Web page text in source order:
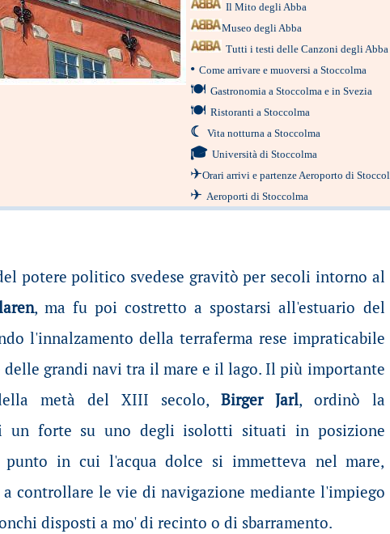
Il Mito degli Abba
Museo degli Abba
Tutti i testi delle Canzoni degli Abba
• Come arrivare e muoversi a Stoccolma
🍽 Gastronomia a Stoccolma e in Svezia
🍽 Ristoranti a Stoccolma
☾ Vita notturna a Stoccolma
🎓 Università di Stoccolma
✈Orari arrivi e partenze Aeroporto di
✈ Aeroporti di Stoccolma
potere politico svedese gravitò per secoli intorno al
, ma fu poi costretto a spostarsi all'estuario del
l'innalzamento della terraferma rese impraticabile
delle grandi navi tra il mare e il lago. Il più importante
metà del XIII secolo, Birger Jarl, ordinò la
un forte su uno degli isolotti situati in posizione
punto in cui l'acqua dolce si immetteva nel mare,
a controllare le vie di navigazione mediante l'impiego
disposti a mo' di recinto o di sbarramento.